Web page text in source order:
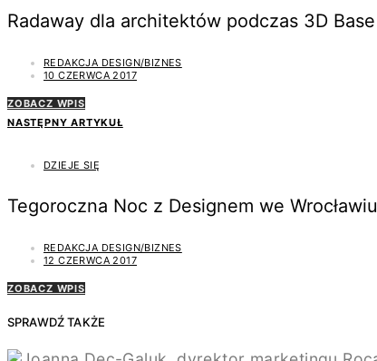
Radaway dla architektów podczas 3D
REDAKCJA DESIGN/BIZNES
10 CZERWCA 2017
ZOBACZ WPIS
NASTĘPNY ARTYKUŁ
DZIEJE SIĘ
Tegoroczna Noc z Designem we
REDAKCJA DESIGN/BIZNES
12 CZERWCA 2017
ZOBACZ WPIS
SPRAWDŹ TAKŻE